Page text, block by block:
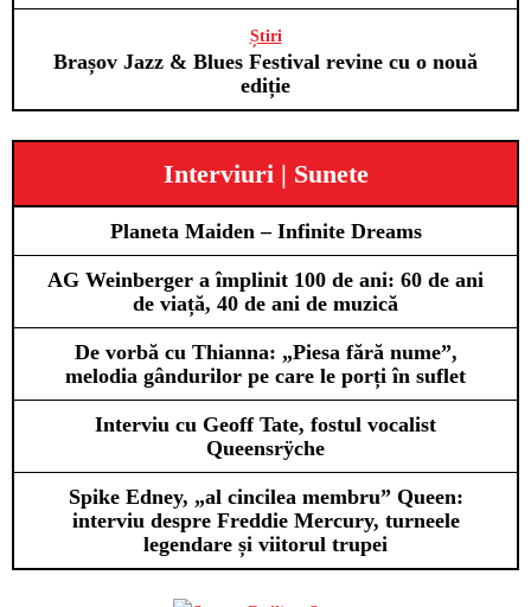
Brașov Jazz & Blues Festival revine cu o nouă
ediție
Știri
Interviuri | Sunete
Planeta Maiden – Infinite Dreams
AG Weinberger a împlinit 100 de ani: 60 de ani
de viață, 40 de ani de muzică
De vorbă cu Thianna: „Piesa fără nume”,
melodia gândurilor pe care le porți în suflet
Interviu cu Geoff Tate, fostul vocalist
Queensrÿche
Spike Edney, „al cincilea membru” Queen:
interviu despre Freddie Mercury, turneele
legendare și viitorul trupei